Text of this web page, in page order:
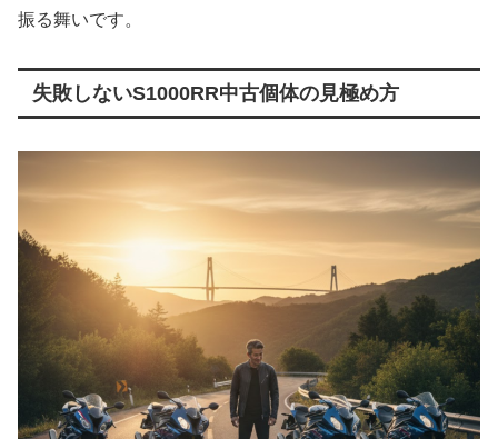
振る舞いです。
失敗しないS1000RR中古個体の見極め方